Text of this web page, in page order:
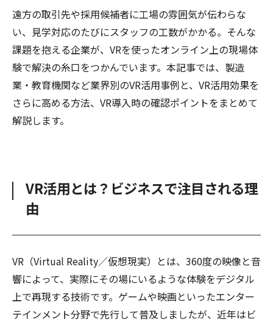
遠方の取引先や採用候補者に工場の雰囲気が伝わらな
い、見学対応のたびにスタッフの工数がかかる。そんな
課題を抱える企業が、VRを使ったオンライン上の現場体
験で解決の糸口をつかんでいます。本記事では、製造
業・教育機関など業界別のVR活用事例と、VR活用効果を
さらに高める方法、VR導入時の確認ポイントをまとめて
解説します。
VR活用とは？ビジネスで注目される理
由
VR（Virtual Reality／仮想現実）とは、360度の映像と音
響によって、実際にその場にいるような体験をデジタル
上で再現する技術です。ゲームや映画といったエンター
テインメント分野で先行して普及しましたが、近年はビ